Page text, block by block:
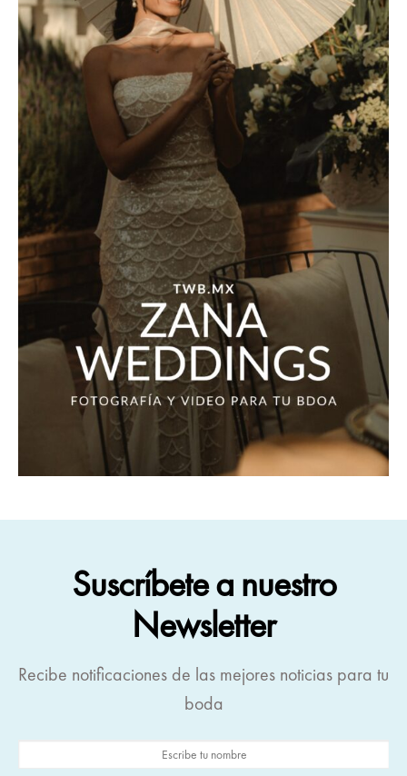
Suscríbete a nuestro
Newsletter
Recibe notificaciones de las mejores noticias para tu
boda